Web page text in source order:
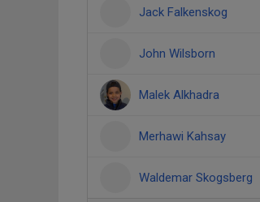
Jack Falkenskog
John Wilsborn
Malek Alkhadra
Merhawi Kahsay
Waldemar Skogsberg